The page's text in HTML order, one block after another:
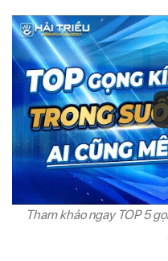
Tham khảo ngay TOP 5